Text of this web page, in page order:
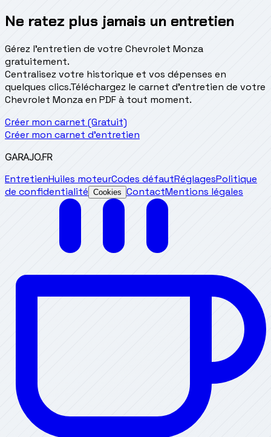
Ne ratez plus jamais un entretien
Gérez l'entretien de votre Chevrolet Monza
gratuitement.
Centralisez votre historique et vos dépenses en
quelques clics.Téléchargez le carnet d'entretien de votre
Chevrolet Monza en PDF à tout moment.
Créer mon carnet (Gratuit)
Créer mon carnet d'entretien
GARAJO.FR
EntretienHuiles moteurCodes défautRéglagesPolitique
de confidentialité Cookies ContactMentions légales